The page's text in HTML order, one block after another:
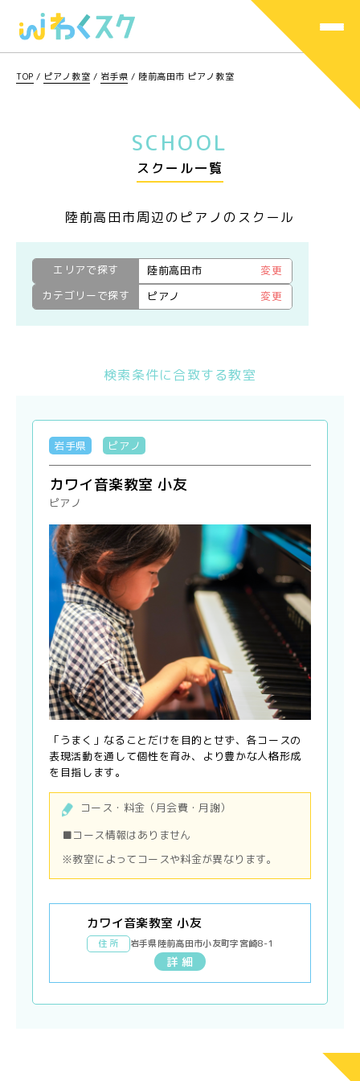
TOP / ピアノ教室 / 岩手県 / 陸前高田市 ピアノ教室
SCHOOL
スクール一覧
陸前高田市周辺のピアノのスクール
エリアで探す 陸前高田市
変更
カテゴリーで探す
ピアノ 変更
検索条件に合致する教室
岩手県 ピアノ
カワイ音楽教室 小友
ピアノ
「うまく」なることだけを目的とせず、各コースの
表現活動を通して個性を育み、より豊かな人格形成
を目指します。
コース・料金（月会費・月謝）
■コース情報はありません
※教室によってコースや料金が異なります。
カワイ音楽教室 小友
住 所 岩手県陸前高田市小友町字宮崎8-1
詳 細